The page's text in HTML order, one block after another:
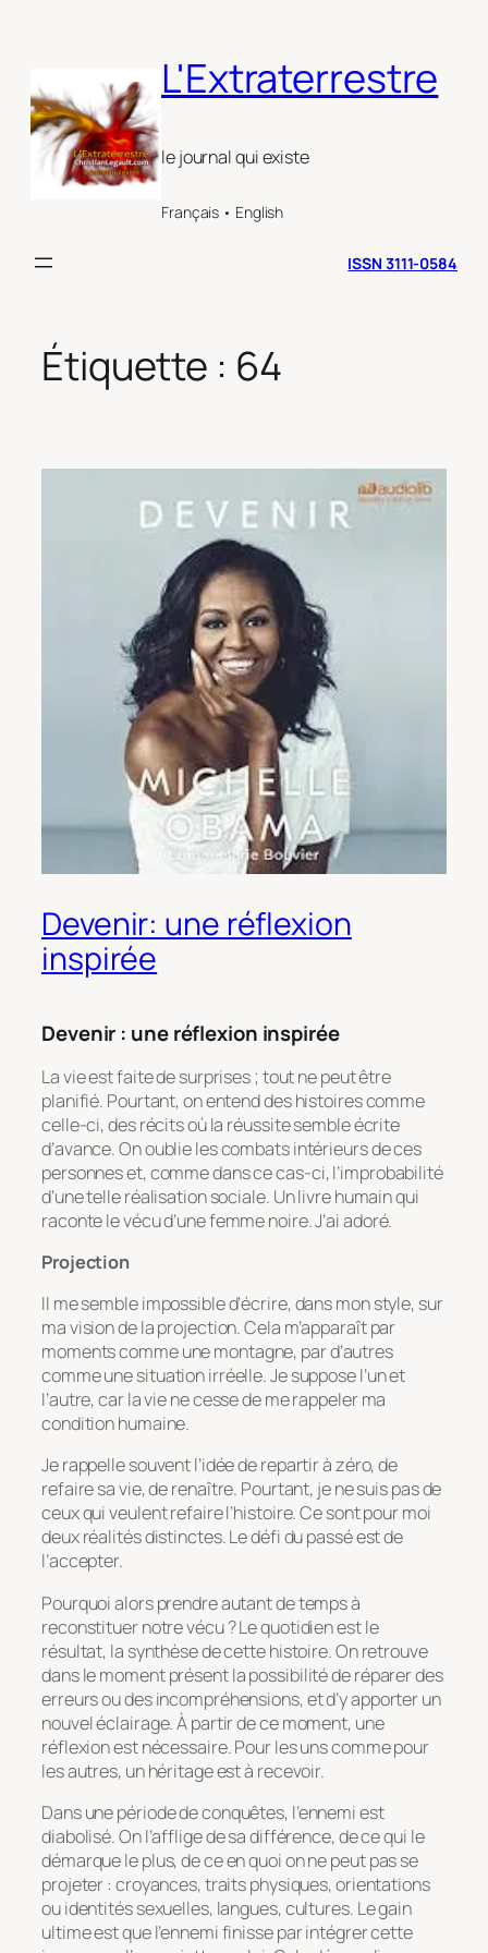
L'Extraterrestre
le journal qui existe
Français • English
ISSN 3111-0584
Étiquette : 64
Devenir: une réflexion
inspirée
Devenir : une réflexion inspirée
La vie est faite de surprises ; tout ne peut être
planifié. Pourtant, on entend des histoires comme
celle-ci, des récits où la réussite semble écrite
d’avance. On oublie les combats intérieurs de ces
personnes et, comme dans ce cas-ci, l’improbabilité
d’une telle réalisation sociale. Un livre humain qui
raconte le vécu d’une femme noire. J’ai adoré.
Projection
Il me semble impossible d’écrire, dans mon style, sur
ma vision de la projection. Cela m’apparaît par
moments comme une montagne, par d’autres
comme une situation irréelle. Je suppose l’un et
l’autre, car la vie ne cesse de me rappeler ma
condition humaine.
Je rappelle souvent l’idée de repartir à zéro, de
refaire sa vie, de renaître. Pourtant, je ne suis pas de
ceux qui veulent refaire l’histoire. Ce sont pour moi
deux réalités distinctes. Le défi du passé est de
l’accepter.
Pourquoi alors prendre autant de temps à
reconstituer notre vécu ? Le quotidien est le
résultat, la synthèse de cette histoire. On retrouve
dans le moment présent la possibilité de réparer des
erreurs ou des incompréhensions, et d’y apporter un
nouvel éclairage. À partir de ce moment, une
réflexion est nécessaire. Pour les uns comme pour
les autres, un héritage est à recevoir.
Dans une période de conquêtes, l’ennemi est
diabolisé. On l’afflige de sa différence, de ce qui le
démarque le plus, de ce en quoi on ne peut pas se
projeter : croyances, traits physiques, orientations
ou identités sexuelles, langues, cultures. Le gain
ultime est que l’ennemi finisse par intégrer cette